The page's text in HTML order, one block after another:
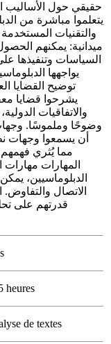
حقيقي حول الأساليب
يتعلموا مباشرة من
والتقنيات
ميدانية: يمكنهم
السياسات وتنفيذها
توضيح القضايا
يشرحوا قضايا
والاتفاقيات
وضوحًا وملموسًا.
أن يسمعوا وجهات
المهارات
الدبلوماسيين،
الاتصال والتفاوض.
قدرتهم على
heures
de textes